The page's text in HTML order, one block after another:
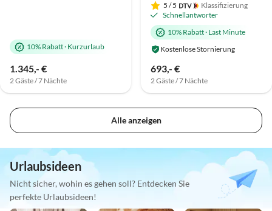
10% Rabatt· Kurzurlaub
1.345,- €
2 Gäste / 7 Nächte
5 / 5
Klassifizierung
Schnellantworter
10% Rabatt· Last Minute
Kostenlose Stornierung
693,- €
2 Gäste / 7 Nächte
Alle anzeigen
Urlaubsideen
Nicht sicher, wohin es gehen soll? Entdecken Sie
perfekte Urlaubsideen!